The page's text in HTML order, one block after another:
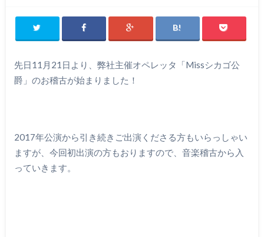
先日11月21日より、弊社主催オペレッタ「Missシカゴ公
爵」のお稽古が始まりました！
2017年公演から引き続きご出演くださる方もいらっしゃい
ますが、今回初出演の方もおりますので、音楽稽古から入
っていきます。